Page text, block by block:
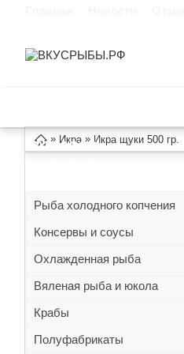
ТОВАРОВ
» Икра » Икра щуки 500 гр.
Рыба холодного копчения
Консервы и соусы
Охлажденная рыба
Вяленая рыба и юкола
Крабы
Полуфабрикаты